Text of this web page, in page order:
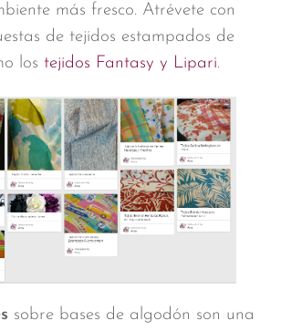
más fresco. Atrévete con
de tejidos estampados de
los tejidos Fantasy y Lipari.
sobre bases de algodón son una